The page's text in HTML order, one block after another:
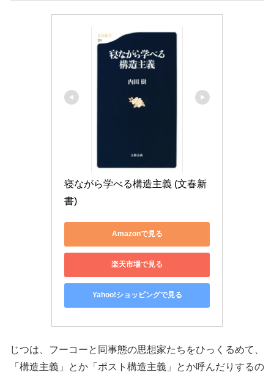
寝ながら学べる構造主義 (文春新
書)
Amazonで見る
楽天市場で見る
Yahoo!ショッピングで見る
じつは、フーコーと同事態の思想家たちをひっくるめて、
「構造主義」とか「ポスト構造主義」とか呼んだりするの